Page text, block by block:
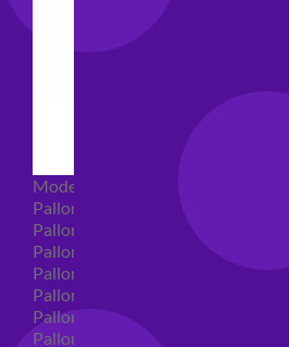
Modellabili
Palloncini mongolfiera in lattice
Palloncini Mini Shape
Palloncini Shape
Palloncini nascita shape
Palloncini Battesimo shape
Palloncini Altre Ricorrenze Shape
Palloncini primo compleanno shape